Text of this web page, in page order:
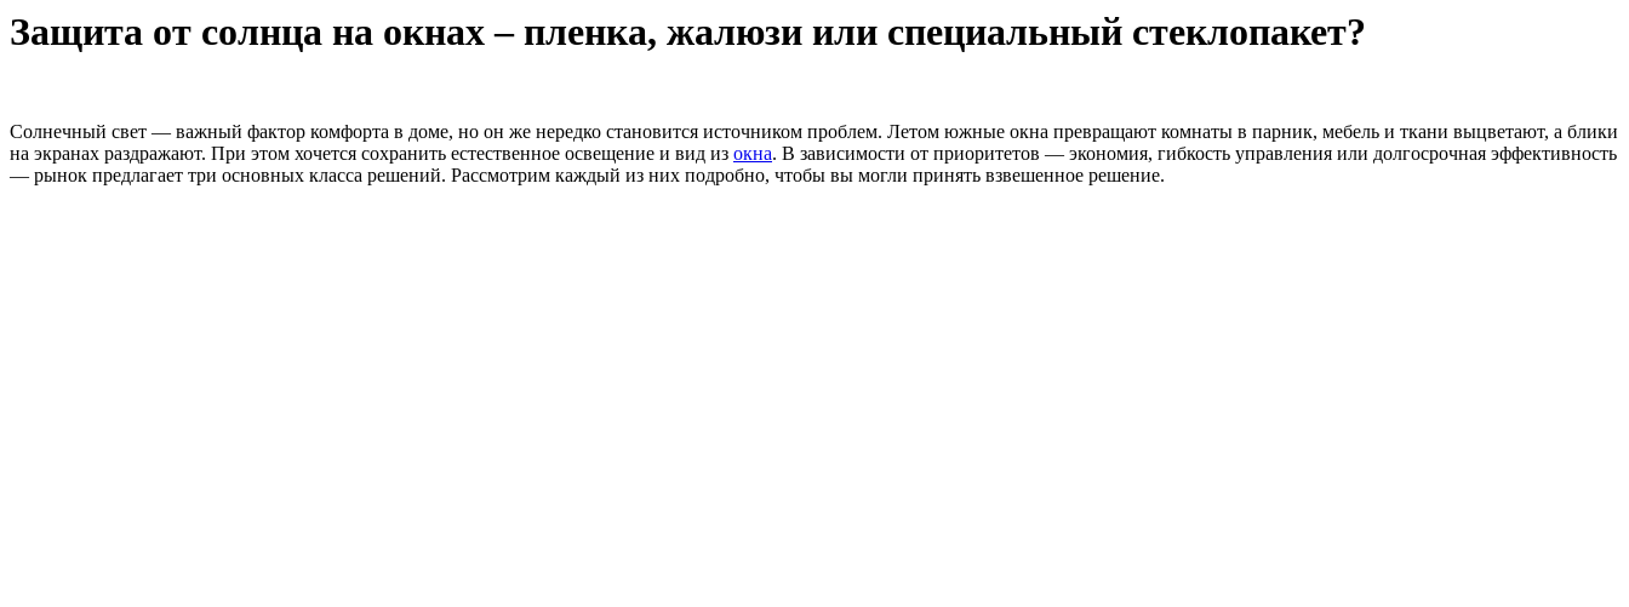
Защита от солнца на окнах – пленка, жалюзи или специальный стеклопакет?
Солнечный свет — важный фактор комфорта в доме, но он же нередко становится источником проблем. Летом южные окна превращают комнаты в парник, мебель и ткани выцветают, а блики
на экранах раздражают. При этом хочется сохранить естественное освещение и вид из окна. В зависимости от приоритетов — экономия, гибкость управления или долгосрочная эффективность
— рынок предлагает три основных класса решений. Рассмотрим каждый из них подробно, чтобы вы могли принять взвешенное решение.